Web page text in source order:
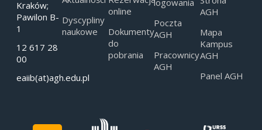
Kraków;
Pawilon B-
1
12 617 28
00
eaiib(at)agh.edu.pl
Dyscypliny
naukowe
online
Dokumenty
do
pobrania
Poczta
AGH
Pracownicy
AGH
AGH
Mapa
Kampus
AGH
Panel AGH